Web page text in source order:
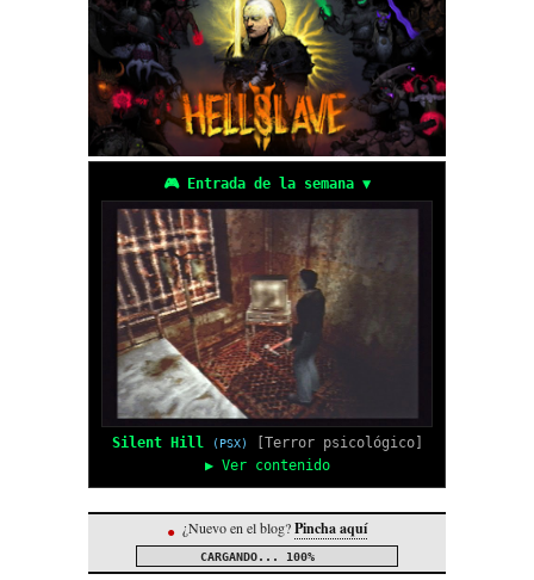
🎮 Entrada de la semana ▼
Silent Hill (PSX)
[Terror psicológico]
▶ Ver contenido
● ¿Nuevo en el blog?Pincha aquí
CARGANDO... 100%